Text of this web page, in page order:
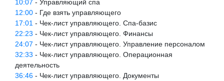
10:07 - Управляющий спа
12:00 - Где взять управляющего
17:01 - Чек-лист управляющего. Спа-базис
22:23 - Чек-лист управляющего. Финансы
24:07 - Чек-лист управляющего. Управление персоналом
32:33 - Чек-лист управляющего. Операционная
деятельность
36:46 - Чек-лист управляющего. Документы